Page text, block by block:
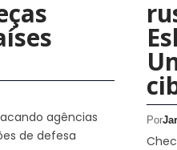
agências
de defesa
Por